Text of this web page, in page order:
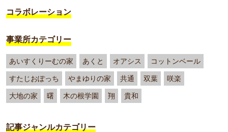
コラボレーション
事業所カテゴリー
あいすくりーむの家 あくと オアシス コットンベール
すたじおぽっち やまゆりの家 共通 双葉 咲楽
大地の家 曙 木の根学園 翔 貴和
記事ジャンルカテゴリー